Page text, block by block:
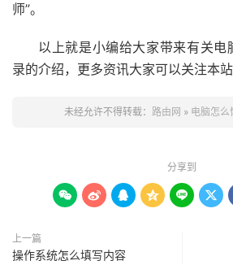
师”。
以上就是小编给大家带来有关
录的介绍，更多资讯大家可以关注本站
未经允许不得转载： 路由网 » 电脑怎么
分享到
     
上一篇
操作系统怎么填写内容